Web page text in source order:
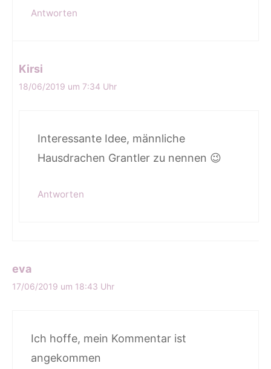
Antworten
Kirsi
18/06/2019 um 7:34 Uhr
Interessante Idee, männliche
Hausdrachen Grantler zu nennen 😉
Antworten
eva
17/06/2019 um 18:43 Uhr
Ich hoffe, mein Kommentar ist
angekommen